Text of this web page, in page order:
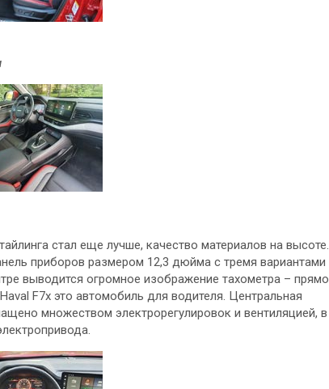
стал еще лучше, качество материалов на высоте.
приборов размером 12,3 дюйма с тремя вариантами
выводится огромное изображение тахометра – прямо
F7x это автомобиль для водителя. Центральная
множеством электрорегулировок и вентиляцией, в